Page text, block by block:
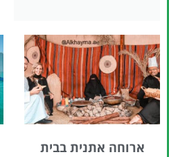
ארוחה אתנית בבית